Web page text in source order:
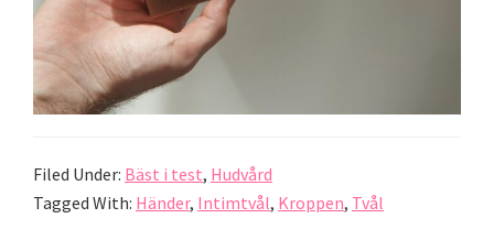
Filed Under: Bäst i test, Hudvård
Tagged With: Händer, Intimtvål, Kroppen, Tvål